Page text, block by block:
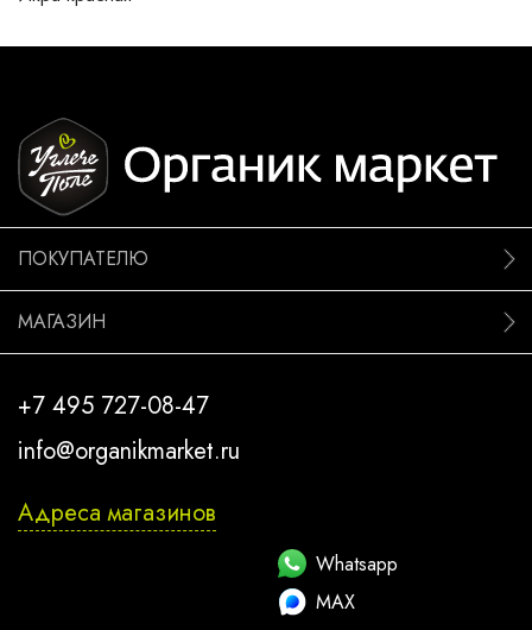
ПОКУПАТЕЛЮ
МАГАЗИН
+7 495 727-08-47
info@organikmarket.ru
Адреса магазинов
Whatsapp
MAX